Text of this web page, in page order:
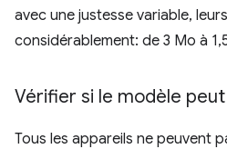
avec une justesse variable,
considérablement: de 3 Mo à
Vérifier si le modèle
Tous les appareils ne peuvent